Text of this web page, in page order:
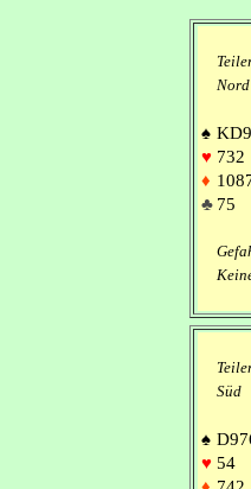
Nord
♠
♥ 732
♦
♣ 75
Süd
♠
♥ 54